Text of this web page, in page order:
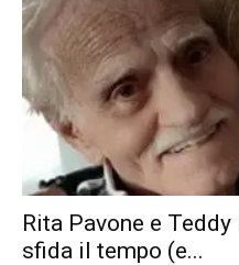
Rita Pavone e Teddy
sfida il tempo (e...